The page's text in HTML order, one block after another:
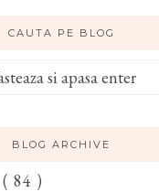
CAUTA PE BLOG
BLOG ARCHIVE
( 84 )